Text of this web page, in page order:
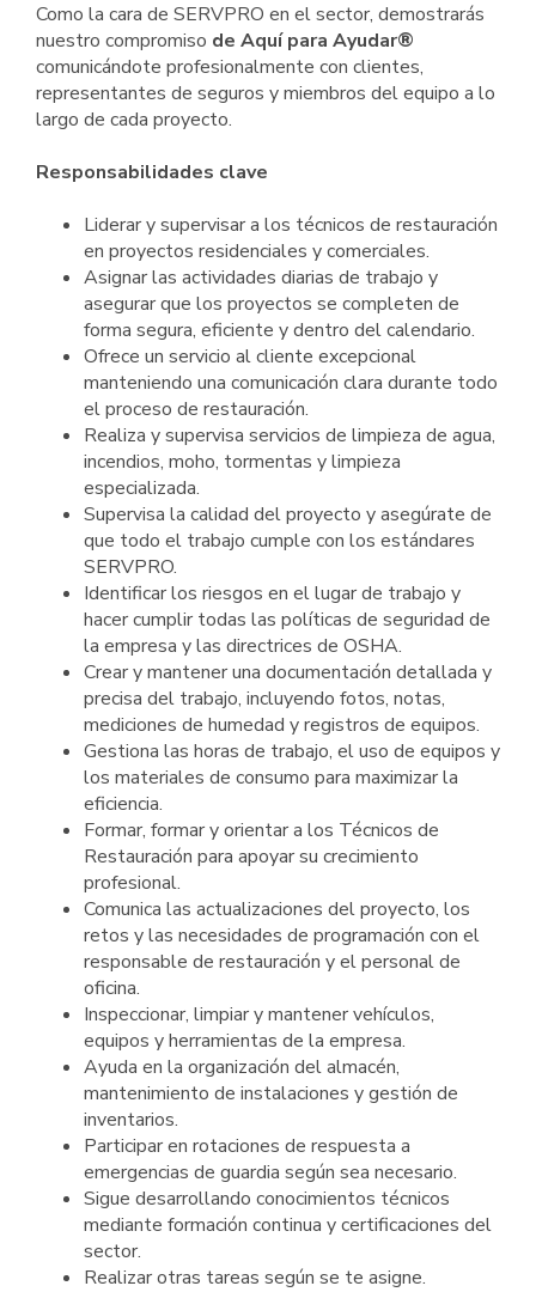
Como la cara de SERVPRO en el sector, demostrarás
nuestro compromiso de Aquí para Ayudar®
comunicándote profesionalmente con clientes,
representantes de seguros y miembros del equipo a lo
largo de cada proyecto.
Responsabilidades clave
Liderar y supervisar a los técnicos de restauración
en proyectos residenciales y comerciales.
Asignar las actividades diarias de trabajo y
asegurar que los proyectos se completen de
forma segura, eficiente y dentro del calendario.
Ofrece un servicio al cliente excepcional
manteniendo una comunicación clara durante todo
el proceso de restauración.
Realiza y supervisa servicios de limpieza de agua,
incendios, moho, tormentas y limpieza
especializada.
Supervisa la calidad del proyecto y asegúrate de
que todo el trabajo cumple con los estándares
SERVPRO.
Identificar los riesgos en el lugar de trabajo y
hacer cumplir todas las políticas de seguridad de
la empresa y las directrices de OSHA.
Crear y mantener una documentación detallada y
precisa del trabajo, incluyendo fotos, notas,
mediciones de humedad y registros de equipos.
Gestiona las horas de trabajo, el uso de equipos y
los materiales de consumo para maximizar la
eficiencia.
Formar, formar y orientar a los Técnicos de
Restauración para apoyar su crecimiento
profesional.
Comunica las actualizaciones del proyecto, los
retos y las necesidades de programación con el
responsable de restauración y el personal de
oficina.
Inspeccionar, limpiar y mantener vehículos,
equipos y herramientas de la empresa.
Ayuda en la organización del almacén,
mantenimiento de instalaciones y gestión de
inventarios.
Participar en rotaciones de respuesta a
emergencias de guardia según sea necesario.
Sigue desarrollando conocimientos técnicos
mediante formación continua y certificaciones del
sector.
Realizar otras tareas según se te asigne.